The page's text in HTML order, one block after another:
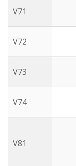
V71
V72
V73
V74
V81